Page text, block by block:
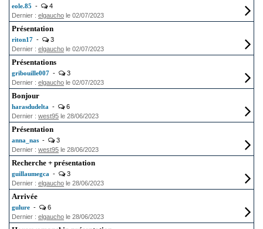
eole.85 -
4
Dernier : elgaucho le 02/07/2023
Présentation
riton17 -
3
Dernier : elgaucho le 02/07/2023
Présentations
gribouille007 -
3
Dernier : elgaucho le 02/07/2023
Bonjour
harasdudelta -
6
Dernier : west95 le 28/06/2023
Présentation
anna_nas -
3
Dernier : west95 le 28/06/2023
Recherche + présentation
guillaumegca -
3
Dernier : elgaucho le 28/06/2023
Arrivée
gulure -
6
Dernier : elgaucho le 28/06/2023